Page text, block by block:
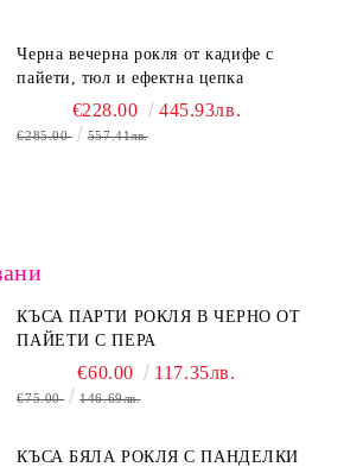
Черна вечерна рокля от кадифе с
пайети, тюл и ефектна цепка
€228.00 445.93лв.
€285.00 557.41лв.
КЪСА ПАРТИ РОКЛЯ В ЧЕРНО ОТ
ПАЙЕТИ С ПЕРА
€60.00 117.35лв.
€75.00 146.69лв.
КЪСА БЯЛА РОКЛЯ С ПАНДЕЛКИ